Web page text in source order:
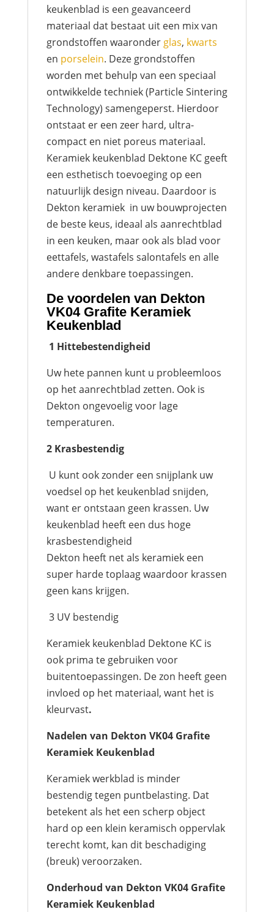
keukenblad is een geavanceerd
materiaal dat bestaat uit een mix van
grondstoffen waaronderglas, kwarts
en porselein. Deze grondstoffen
worden met behulp van een speciaal
ontwikkelde techniek (Particle Sintering
Technology) samengeperst. Hierdoor
ontstaat er een zeer hard, ultra-
compact en niet poreus materiaal.
Keramiek keukenblad Dektone KC geeft
een esthetisch toevoeging op een
natuurlijk design niveau. Daardoor is
Dekton keramiek in uw bouwprojecten
de beste keus, ideaal als aanrechtblad
in een keuken, maar ook als blad voor
eettafels, wastafels salontafels en alle
andere denkbare toepassingen.
De voordelen van Dekton
VK04 Grafite Keramiek
Keukenblad
1 Hittebestendigheid
Uw hete pannen kunt u probleemloos
op het aanrechtblad zetten. Ook is
Dekton ongevoelig voor lage
temperaturen.
2 Krasbestendig
U kunt ook zonder een snijplank uw
voedsel op het keukenblad snijden,
want er ontstaan geen krassen. Uw
keukenblad heeft een dus hoge
krasbestendigheid
Dekton heeft net als keramiek een
super harde toplaag waardoor krassen
geen kans krijgen.
3 UV bestendig
Keramiek keukenblad Dektone KC is
ook prima te gebruiken voor
buitentoepassingen. De zon heeft geen
invloed op het materiaal, want het is
kleurvast.
Nadelen van Dekton VK04 Grafite
Keramiek Keukenblad
Keramiek werkblad is minder
bestendig tegen puntbelasting. Dat
betekent als het een scherp object
hard op een klein keramisch oppervlak
terecht komt, kan dit beschadiging
(breuk) veroorzaken.
Onderhoud van Dekton VK04 Grafite
Keramiek Keukenblad